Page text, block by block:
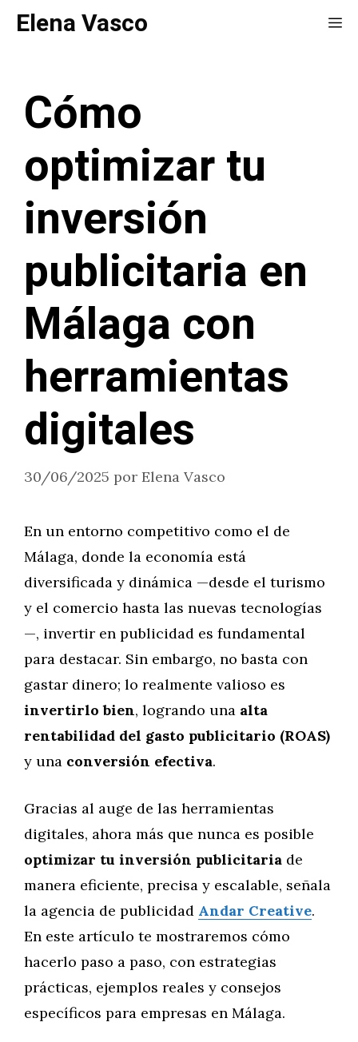
SaltarElena Vasco
Cómo
optimizar tu
inversión
publicitaria en
Málaga con
herramientas
digitales
30/06/2025 por Elena Vasco
En un entorno competitivo como el de
Málaga, donde la economía está
diversificada y dinámica —desde el turismo
y el comercio hasta las nuevas tecnologías
—, invertir en publicidad es fundamental
para destacar. Sin embargo, no basta con
gastar dinero; lo realmente valioso es
invertirlo bien, logrando una alta
rentabilidad del gasto publicitario (ROAS)
y una conversión efectiva.
Gracias al auge de las herramientas
digitales, ahora más que nunca es posible
optimizar tu inversión publicitaria de
manera eficiente, precisa y escalable, señala
la agencia de publicidad Andar Creative.
En este artículo te mostraremos cómo
hacerlo paso a paso, con estrategias
prácticas, ejemplos reales y consejos
específicos para empresas en Málaga.